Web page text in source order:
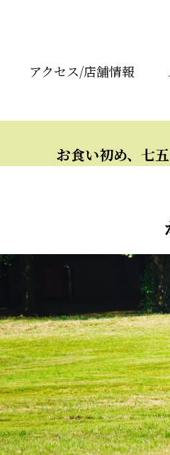
アクセス/店舗情報
お食い初め、七